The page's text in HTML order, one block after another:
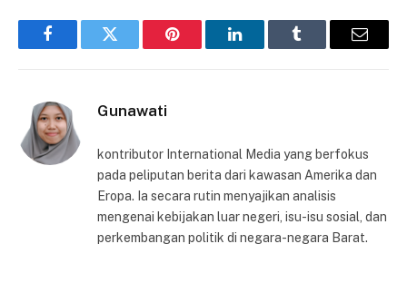
FacebookTwitter Pinterest LinkedInTumblr Email
Gunawati
kontributor International Media yang berfokus
pada peliputan berita dari kawasan Amerika dan
Eropa. Ia secara rutin menyajikan analisis
mengenai kebijakan luar negeri, isu-isu sosial, dan
perkembangan politik di negara-negara Barat.